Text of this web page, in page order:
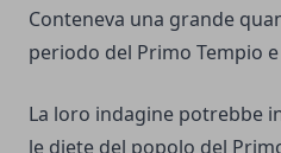
Conteneva una grande
periodo del Primo Tempio
La loro indagine potrebbe
le diete del popolo del